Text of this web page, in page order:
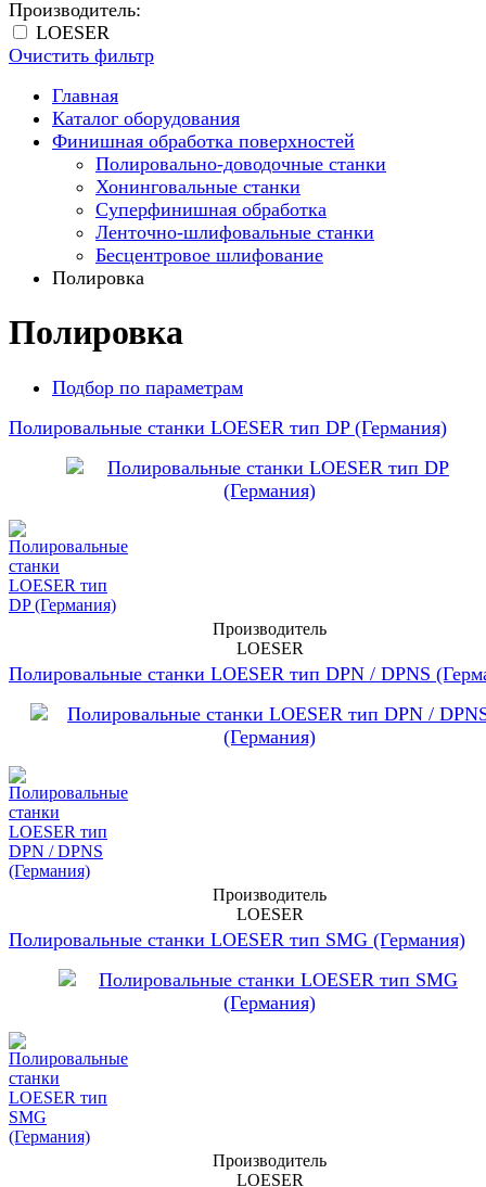
Производитель:
LOESER
Очистить фильтр
Главная
Каталог оборудования
Финишная обработка поверхностей
Полировально-доводочные станки
Хонинговальные станки
Суперфинишная обработка
Ленточно-шлифовальные станки
Бесцентровое шлифование
Полировка
Полировка
Подбор по параметрам
Полировальные станки LOESER тип DP (Германия)
Производитель
LOESER
Полировальные станки LOESER тип DPN / DPNS
Производитель
LOESER
Полировальные станки LOESER тип SMG (Германия)
Производитель
LOESER